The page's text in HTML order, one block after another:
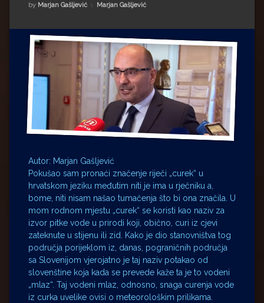
Impressum
Milenko Strižak
Drugi autori
Drugi autori
Matea Andrić
Ljiljana Lekanić-Kljaić
Željko Krznarić
Miroslav Šantek
by Marjan Gašljević Kategorije:
Marjan Gašljević
Autor: Marjan Gašljević
Pokušao sam pronaći značenje riječi „curek“ u
hrvatskom jeziku međutim niti je ima u rječniku a,
bome, niti nisam našao tumačenja što bi ona značila. U
mom rodnom mjestu „curek“ se koristi kao naziv za
izvor pitke vode u prirodi koji, obično, curi iz cjevi
zateknute u stijenu ili zid. Kako je dio stanovništva tog
područja porijeklom iz, danas, pograničnih područja
sa Slovenijom vjerojatno je taj naziv potakao od
slovenštine koja kada se prevede kaže ta je to vodeni
„mlaz“. Taj vodeni mlaz, odnosno, snaga curenja vode
iz curka uvelike ovisi o meteorološkim prilikama.